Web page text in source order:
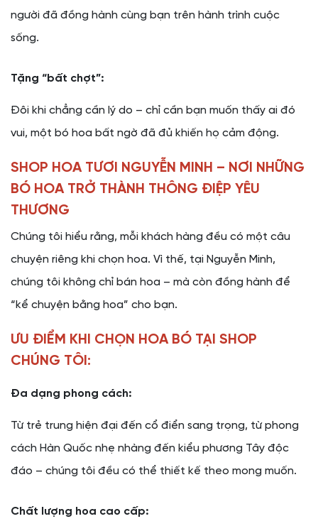
người đã đồng hành cùng bạn trên hành trình cuộc
sống.
Tặng “bất chợt”:
Đôi khi chẳng cần lý do – chỉ cần bạn muốn thấy ai đó
vui, một bó hoa bất ngờ đã đủ khiến họ cảm động.
SHOP HOA TƯƠI NGUYỄN MINH – NƠI NHỮNG
BÓ HOA TRỞ THÀNH THÔNG ĐIỆP YÊU
THƯƠNG
Chúng tôi hiểu rằng, mỗi khách hàng đều có một câu
chuyện riêng khi chọn hoa. Vì thế, tại Nguyễn Minh,
chúng tôi không chỉ bán hoa – mà còn đồng hành để
“kể chuyện bằng hoa” cho bạn.
ƯU ĐIỂM KHI CHỌN HOA BÓ TẠI SHOP
CHÚNG TÔI:
Đa dạng phong cách:
Từ trẻ trung hiện đại đến cổ điển sang trọng, từ phong
cách Hàn Quốc nhẹ nhàng đến kiểu phương Tây độc
đáo – chúng tôi đều có thể thiết kế theo mong muốn.
Chất lượng hoa cao cấp: